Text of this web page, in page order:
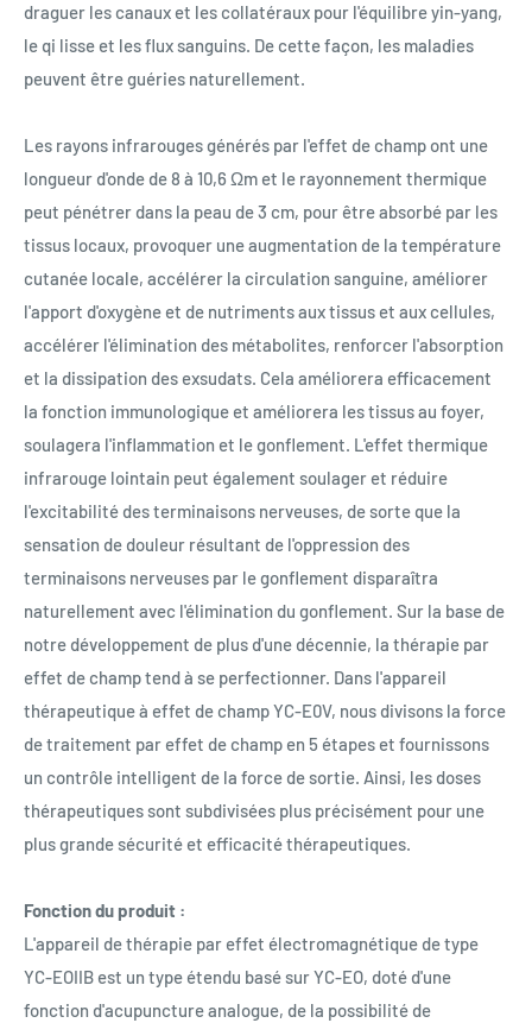
draguer les canaux et les collatéraux pour l'équilibre yin-yang,
le qi lisse et les flux sanguins. De cette façon, les maladies
peuvent être guéries naturellement.
Les rayons infrarouges générés par l'effet de champ ont une
longueur d'onde de 8 à 10,6 Ωm et le rayonnement thermique
peut pénétrer dans la peau de 3 cm, pour être absorbé par les
tissus locaux, provoquer une augmentation de la température
cutanée locale, accélérer la circulation sanguine, améliorer
l'apport d'oxygène et de nutriments aux tissus et aux cellules,
accélérer l'élimination des métabolites, renforcer l'absorption
et la dissipation des exsudats. Cela améliorera efficacement
la fonction immunologique et améliorera les tissus au foyer,
soulagera l'inflammation et le gonflement. L'effet thermique
infrarouge lointain peut également soulager et réduire
l'excitabilité des terminaisons nerveuses, de sorte que la
sensation de douleur résultant de l'oppression des
terminaisons nerveuses par le gonflement disparaîtra
naturellement avec l'élimination du gonflement. Sur la base de
notre développement de plus d'une décennie, la thérapie par
effet de champ tend à se perfectionner. Dans l'appareil
thérapeutique à effet de champ YC-E0V, nous divisons la force
de traitement par effet de champ en 5 étapes et fournissons
un contrôle intelligent de la force de sortie. Ainsi, les doses
thérapeutiques sont subdivisées plus précisément pour une
plus grande sécurité et efficacité thérapeutiques.
Fonction du produit :
L'appareil de thérapie par effet électromagnétique de type
YC-EOIIB est un type étendu basé sur YC-EO, doté d'une
fonction d'acupuncture analogue, de la possibilité de